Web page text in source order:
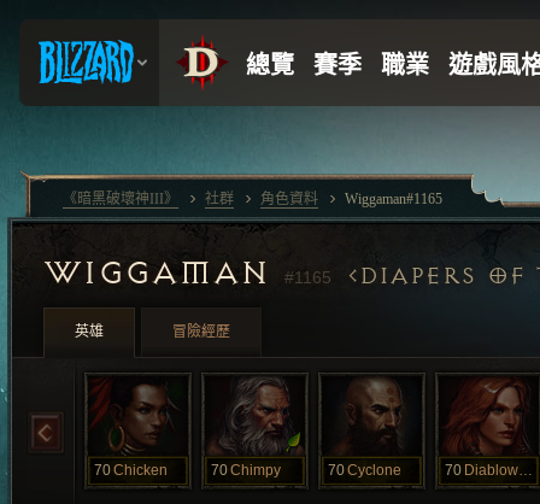
WIGGAMAN #1165 DIAPERS OF
英雄 冒險經歷
70Chicken 70Chimpy 70Cyclone 70 Diablowalk
《暗黑破壞神III》 社群 角色資料 Wiggaman#1165